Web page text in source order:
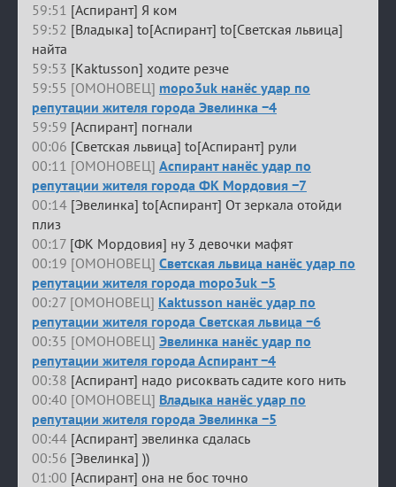
59:51 [Аспирант] Я ком
59:52 [Владыка] to[Аспирант] to[Светская львица]
найта
59:53 [Kaktusson] ходите резче
59:55 [ОМОНОВЕЦ] mopo3uk нанёс удар по
репутации жителя города Эвелинка −4
59:59 [Аспирант] погнали
00:06 [Светская львица] to[Аспирант] рули
00:11 [ОМОНОВЕЦ] Аспирант нанёс удар по
репутации жителя города ФК Мордовия −7
00:14 [Эвелинка] to[Аспирант] От зеркала отойди
плиз
00:17 [ФК Мордовия] ну 3 девочки мафят
00:19 [ОМОНОВЕЦ] Светская львица нанёс удар по
репутации жителя города mopo3uk −5
00:27 [ОМОНОВЕЦ] Kaktusson нанёс удар по
репутации жителя города Светская львица −6
00:35 [ОМОНОВЕЦ] Эвелинка нанёс удар по
репутации жителя города Аспирант −4
00:38 [Аспирант] надо рисоквать садите кого нить
00:40 [ОМОНОВЕЦ] Владыка нанёс удар по
репутации жителя города Эвелинка −5
00:44 [Аспирант] эвелинка сдалась
00:56 [Эвелинка] ))
01:00 [Аспирант] она не бос точно